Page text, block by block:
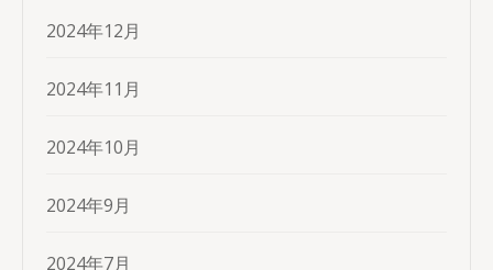
2024年12月
2024年11月
2024年10月
2024年9月
2024年7月